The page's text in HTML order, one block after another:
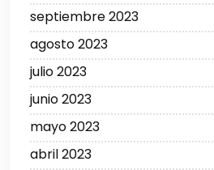
septiembre 2023
agosto 2023
julio 2023
junio 2023
mayo 2023
abril 2023